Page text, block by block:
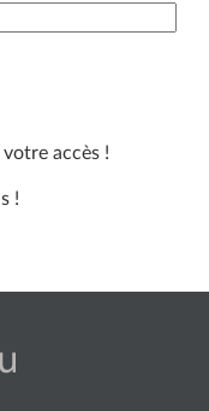
votre accès !
!